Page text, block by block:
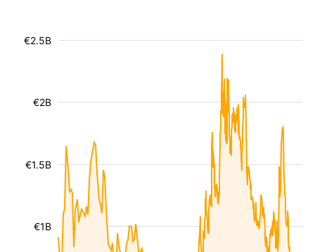
€1B
€1.5B
€2B
€2.5B